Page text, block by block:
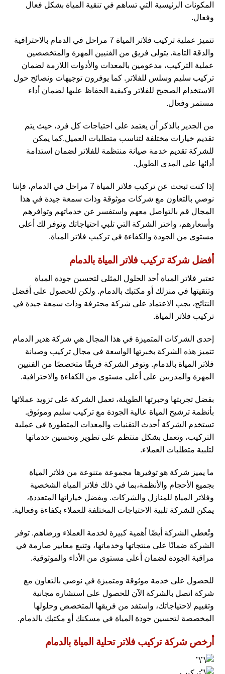
المكونات الرئيسية التي تساهم في تنقية المياة بشكل فعال
وفعال.
تتميز عملية تركيب فلاتر المياة 7 مراحل في الدمام بالاحترافية
والدقة التامة. يتولى فريق من الفنيين المهرة والمتخصصين
عملية التركيب، مدعومين بالمعدات والأدوات اللازمة لضمان
تركيب سليم وسلس للفلاتر. كما يوفرون توجيهات ونصائح حول
الاستخدام الصحيح للفلاتر وكيفية الحفاظ عليها لضمان أداء
مستمر وفعال.
من الجدير بالذكر أن يعتمد على احتياجات كل فرد، حيث يتم
تقديم خيارات مختلفة لتناسب متطلبات العميل.كما يمكن
للشركة تقديم خدمة صيانة منتظمة للفلاتر لضمان استدامة
أدائها على المدى الطويل.
إذا كنت تبحث عن تركيب فلاتر المياة 7 مراحل في الدمام، فإننا
نوصي بالتعاون مع شركات موثوقة وذات سمعة جيدة في هذا
المجال قم بالتواصل معهم واستفسر عن خدماتهم وتوافرهم
وأسعارهم، واختر الشركة التي تلبي احتياجاتك وتوفر لك أعلى
مستوى من الجودة والكفاءة في تركيب فلاتر المياة.
أفضل شركة تركيب فلاتر المياة بالدمام
تعتبر فلاتر المياة أحد الحلول المثلى لتحسين جودة المياة
وتنقيتها في منزلك أو مكتبك بالدمام. ولكن للحصول على أفضل
النتائج، يجب الاعتماد على شركة محترفة وذات سمعة جيدة في
تركيب فلاتر المياة.
إحدى الشركات المتميزة في هذا المجال هي شركة هدير الدمام
تتميز هذه الشركة بخبرتها الواسعة في مجال تركيب وصيانة
فلاتر المياة بالدمام. وتوفر الشركة فريقًا متخصصًا من الفنيين
المهرة والمدربين على أعلى مستوى من الكفاءة والاحترافية.
بفضل تجربتها وخبرتها الطويلة، تعمل الشركة على تزويد عملائها
بأنظمة ترشيح المياة عالية الجودة مع تركيب سليم وموثوق.
تستخدم الشركة أحدث التقنيات والمعدات المتطورة في عملية
التركيب، وتعمل بشكل منتظم على تطوير وتحسين خدماتها
لتلبية متطلبات العملاء.
ما يميز شركة هو توفيرها مجموعة متنوعة من فلاتر المياة
بجميع الأحجام والأنظمة،بما في ذلك فلاتر المياة الشخصية
وفلاتر المياة للمنازل والشركات. وبفضل خياراتها المتعددة،
يمكن للشركة تلبية الاحتياجات المختلفة للعملاء بكفاءة وفعالية.
وتُعطي الشركة أيضًا أهمية كبيرة لخدمة العملاء ورضاهم. توفر
الشركة ضمانًا على منتجاتها وخدماتها، وتتبع معايير صارمة في
مراقبة الجودة لضمان أعلى مستوى من الأداء والموثوقية.
للحصول على خدمة موثوقة ومتميزة في نوصي بالتعاون مع
شركة اتصل بالشركة الآن للحصول على استشارة مجانية
وتقييم لاحتياجاتك، واستفد من فريقها المتخصص وحلولها
المخصصة لتحسين جودة المياة في مسكنك أو مكتبك بالدمام.
أرخص شركة تركيب فلاتر تحلية المياة بالدمام